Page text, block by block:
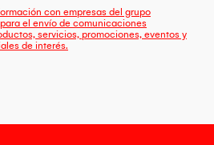
con empresas del grupo
el envío de comunicaciones
servicios, promociones, eventos y
de interés.